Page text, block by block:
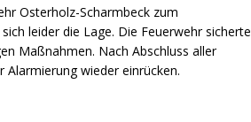
Osterholz-Scharmbeck zum
leider die Lage. Die Feuerwehr sicherte
Maßnahmen. Nach Abschluss aller
wieder einrücken.